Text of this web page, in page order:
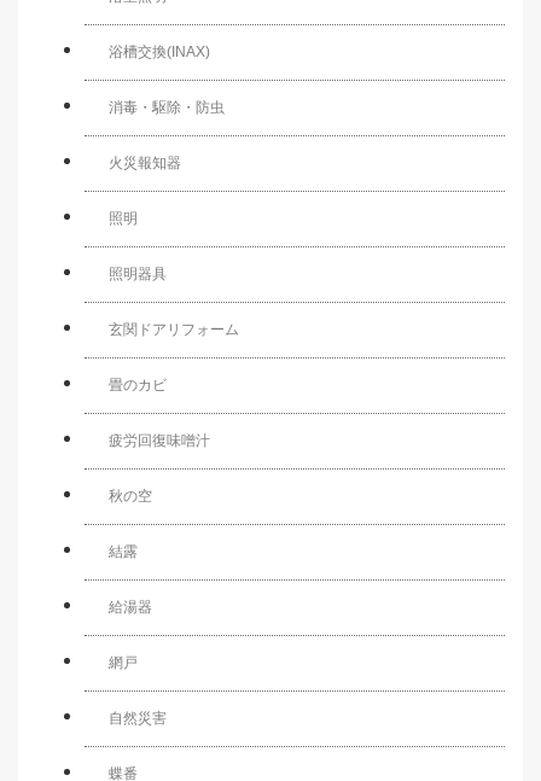
浴槽交換(INAX)
消毒・駆除・防虫
火災報知器
照明
照明器具
玄関ドアリフォーム
畳のカビ
疲労回復味噌汁
秋の空
結露
給湯器
網戸
自然災害
蝶番